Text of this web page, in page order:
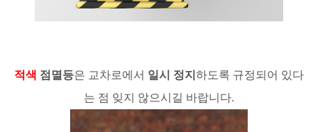
적색 점멸등은 교차로에서 일시 정지 하도록 규정되어 있다
는 점 잊지 않으시길 바랍니다.